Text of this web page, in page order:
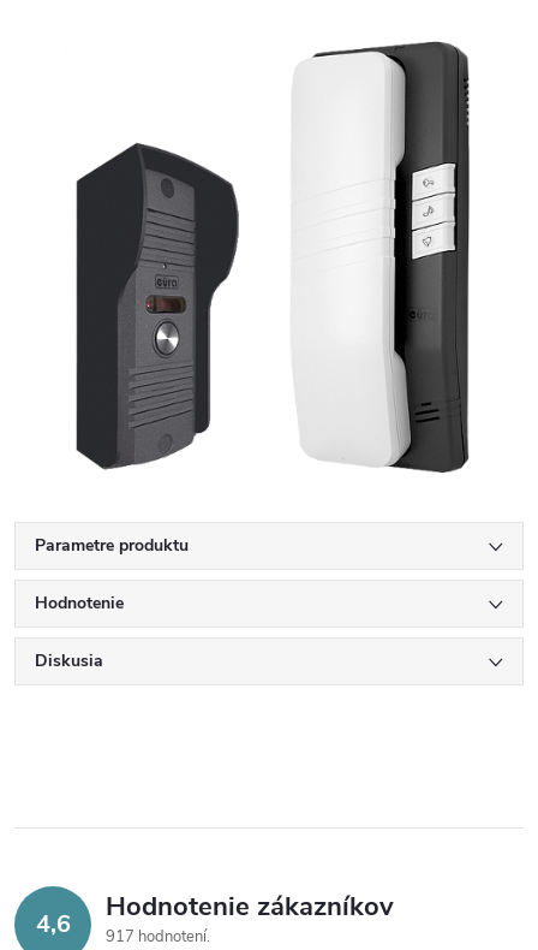
Parametre produktu
Hodnotenie
Diskusia
4,6 Hodnotenie zákazníkov
917 hodnotení